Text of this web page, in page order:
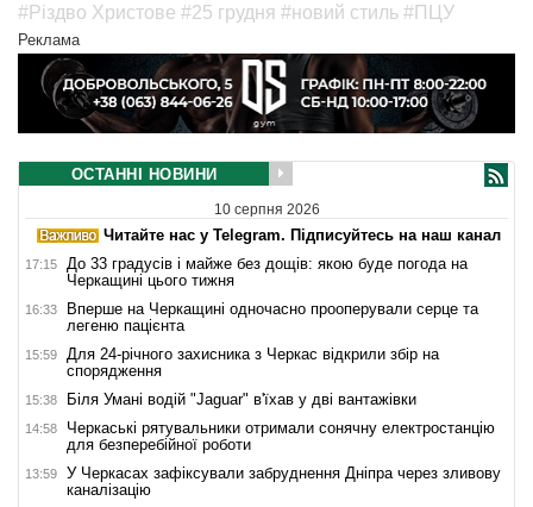
#Різдво Христове #25 грудня #новий стиль #ПЦУ
Реклама
ОСТАННІ НОВИНИ
10 серпня 2026
Читайте нас у Telegram. Підписуйтесь на наш канал
17:15
До 33 градусів і майже без дощів: якою буде погода на
Черкащині цього тижня
16:33
Вперше на Черкащині одночасно прооперували серце та
легеню пацієнта
15:59
Для 24-річного захисника з Черкас відкрили збір на
спорядження
15:38 Біля Умані водій "Jaguar" в'їхав у дві вантажівки
14:58
Черкаські рятувальники отримали сонячну електростанцію
для безперебійної роботи
13:59
У Черкасах зафіксували забруднення Дніпра через зливову
каналізацію